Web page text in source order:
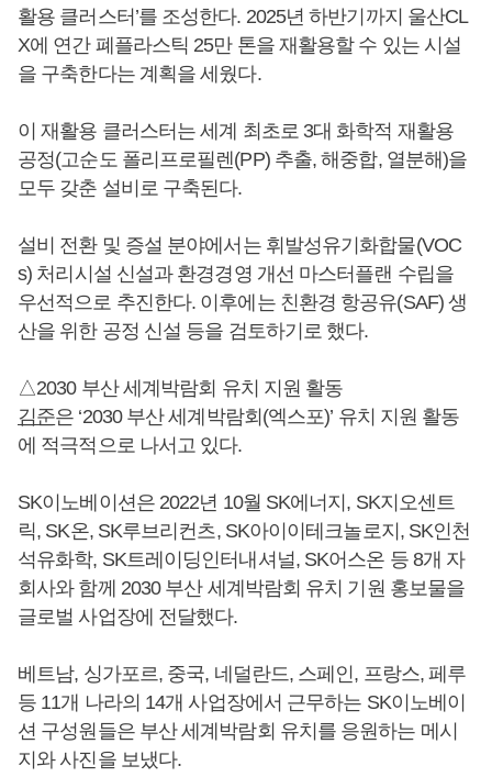
활용 클러스터’를 조성한다. 2025년 하반기까지 울산CL
X에 연간 폐플라스틱 25만 톤을 재활용할 수 있는 시설
을 구축한다는 계획을 세웠다.
이 재활용 클러스터는 세계 최초로 3대 화학적 재활용
공정(고순도 폴리프로필렌(PP) 추출, 해중합, 열분해)을
모두 갖춘 설비로 구축된다.
설비 전환 및 증설 분야에서는 휘발성유기화합물(VOC
s) 처리시설 신설과 환경경영 개선 마스터플랜 수립을
우선적으로 추진한다. 이후에는 친환경 항공유(SAF) 생
산을 위한 공정 신설 등을 검토하기로 했다.
△2030 부산 세계박람회 유치 지원 활동
김준은 ‘2030 부산 세계박람회(엑스포)’ 유치 지원 활동
에 적극적으로 나서고 있다.
SK이노베이션은 2022년 10월 SK에너지, SK지오센트
릭, SK온, SK루브리컨츠, SK아이이테크놀로지, SK인천
석유화학, SK트레이딩인터내셔널, SK어스온 등 8개 자
회사와 함께 2030 부산 세계박람회 유치 기원 홍보물을
글로벌 사업장에 전달했다.
베트남, 싱가포르, 중국, 네덜란드, 스페인, 프랑스, 페루
등 11개 나라의 14개 사업장에서 근무하는 SK이노베이
션 구성원들은 부산 세계박람회 유치를 응원하는 메시
지와 사진을 보냈다.